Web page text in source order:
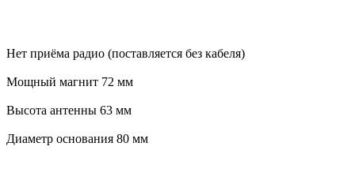
Нет приёма радио (поставляется без кабеля)
Мощный магнит 72 мм
Высота антенны 63 мм
Диаметр основания 80 мм